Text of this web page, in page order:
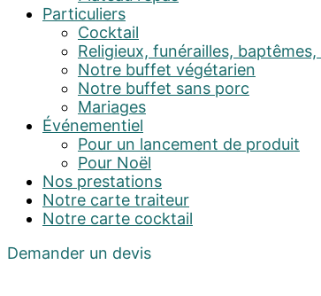
Particuliers
Cocktail
Religieux, funérailles,
Notre buffet végétarien
Notre buffet sans porc
Mariages
Événementiel
Pour un lancement de produit
Pour Noël
Nos prestations
Notre carte traiteur
Notre carte cocktail
Demander un devis